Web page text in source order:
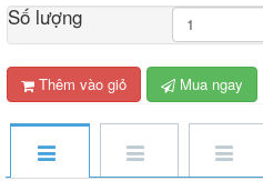
Số lượng
Thêm vào giỏ Mua ngay